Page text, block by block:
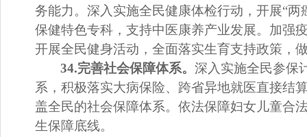
务能力。深入实施全民健康体检行动， 开展“两
保健特色专科，支持中医康养产业发展。 加强
开展全民健身活动，全面落实生育支持政策，
34.完善社会保障体系。深入实施全民参保
系，积极落实大病保险、跨省异地就医直接结
盖全民的社会保障体系。依法保障妇女儿童合
生保障底线。